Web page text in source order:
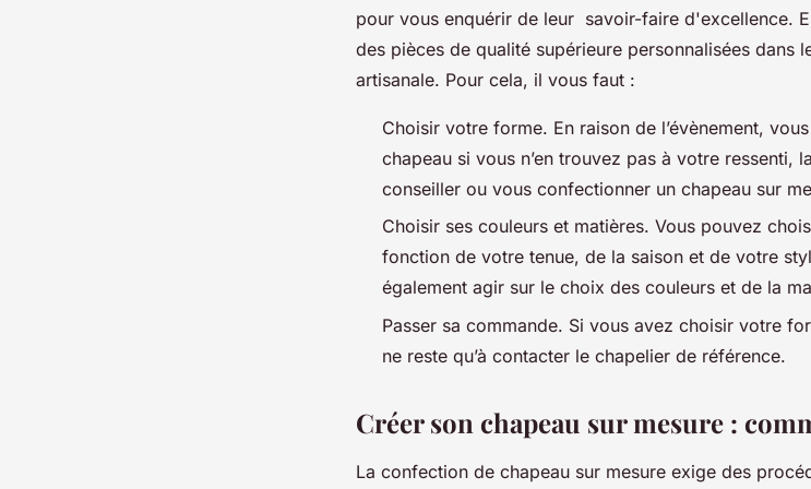
pour vous enquérir de leur savoir-faire d'excellence.
des pièces de qualité supérieure personnalisées dans
artisanale. Pour cela, il vous faut :
Choisir votre forme. En raison de l’évènement,
chapeau si vous n’en trouvez pas à votre ressenti,
conseiller ou vous confectionner un chapeau sur
Choisir ses couleurs et matières. Vous pouvez
fonction de votre tenue, de la saison et de votre
également agir sur le choix des couleurs et de la
Passer sa commande. Si vous avez choisir votre
ne reste qu’à contacter le chapelier de référence.
Créer son chapeau sur mesure :
La confection de chapeau sur mesure exige des